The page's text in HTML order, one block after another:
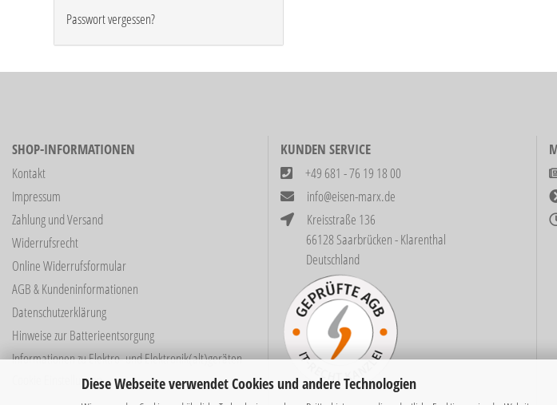
Diese Webseite verwendet Cookies und andere Technologien
Passwort vergessen?
SHOP-INFORMATIONEN
Kontakt
Impressum
Zahlung und Versand
Widerrufsrecht
Online Widerrufsformular
AGB & Kundeninformationen
Datenschutzerklärung
Hinweise zur Batterieentsorgung
Informationen zu Elektro- und Elektronik(alt)geräten
Cookie Einstellungen
KUNDEN SERVICE
+49 681 - 76 19 18 00
info@eisen-marx.de
Kreisstraße 136
66128 Saarbrücken - Klarenthal
Deutschland